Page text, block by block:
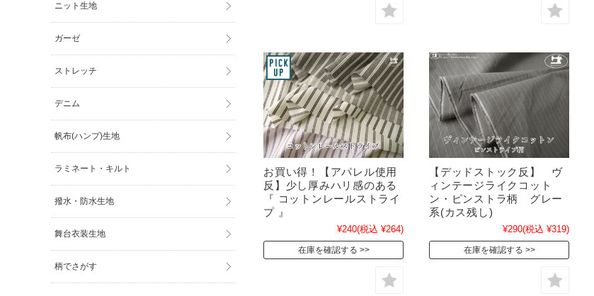
お買い得！【アパレル使用
反】少し厚みハリ感のある
『 コットンレールストライ
プ 』
¥240(税込 ¥264)
在庫を確認する
【デッドストック反】 ヴ
ィンテージライクコット
ン・ピンストラ柄 グレー
系(カス残し)
¥290(税込 ¥319)
在庫を確認する
ニット生地
ガーゼ
ストレッチ
デニム
帆布(ハンプ)生地
ラミネート・キルト
撥水・防水生地
舞台衣装生地
柄でさがす